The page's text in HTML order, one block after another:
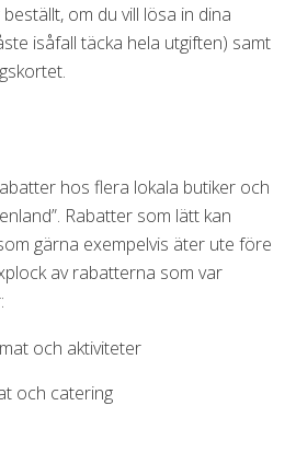
om du vill lösa in dina
isåfall täcka hela utgiften) samt
hos flera lokala butiker och
Rabatter som lätt kan
gärna exempelvis äter ute före
av rabatterna som var
och aktiviteter
och catering